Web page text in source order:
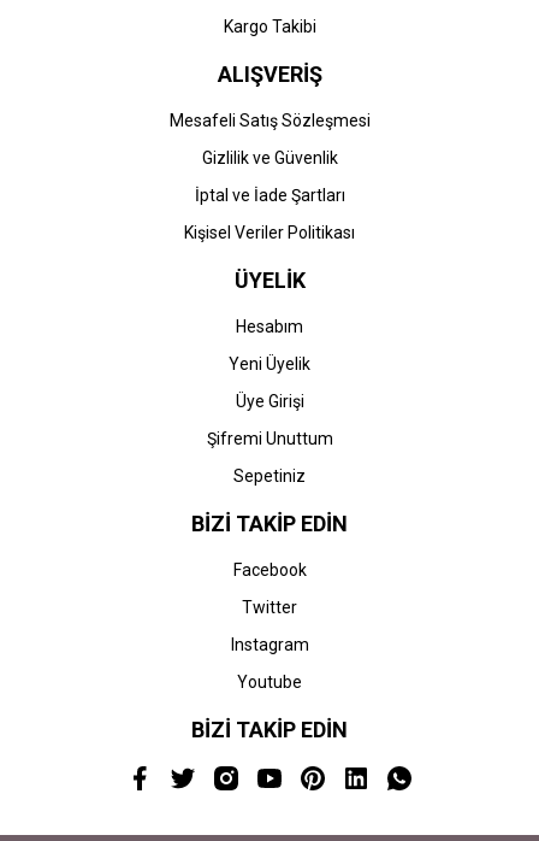
Kargo Takibi
ALIŞVERİŞ
Mesafeli Satış Sözleşmesi
Gizlilik ve Güvenlik
İptal ve İade Şartları
Kişisel Veriler Politikası
ÜYELİK
Hesabım
Yeni Üyelik
Üye Girişi
Şifremi Unuttum
Sepetiniz
BİZİ TAKİP EDİN
Facebook
Twitter
Instagram
Youtube
BİZİ TAKİP EDİN